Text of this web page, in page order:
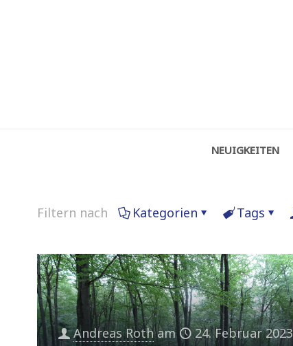
NEUIGKEITEN
Filtern nach Kategorien Tags
Andreas Roth am 24. Februar 2023